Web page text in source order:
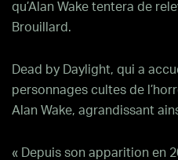
qu’Alan Wake tentera de
Brouillard.
Dead by Daylight, qui a
personnages cultes de
Alan Wake, agrandissant
« Depuis son apparition en